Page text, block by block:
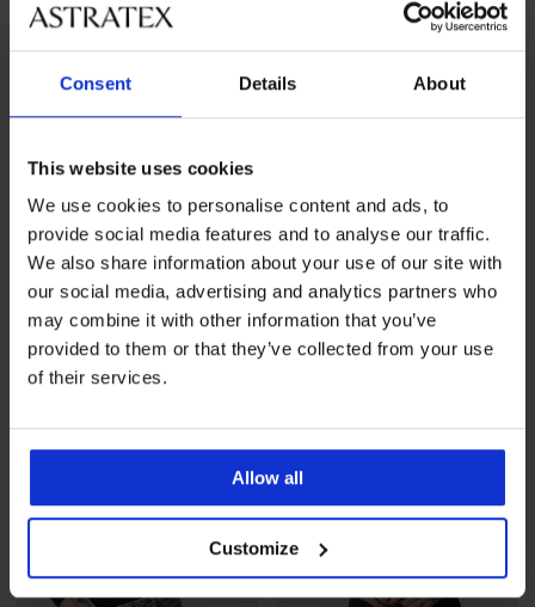
Consent Details About
This website uses cookies
We use cookies to personalise content and ads, to
provide social media features and to analyse our traffic.
We also share information about your use of our site with
our social media, advertising and analytics partners who
may combine it with other information that you’ve
provided to them or that they’ve collected from your use
of their services.
Allow all
Customize
5
Thermo T-shirt Tempora
30,99 €
Thermo T-shirt Effecto
20,99 €